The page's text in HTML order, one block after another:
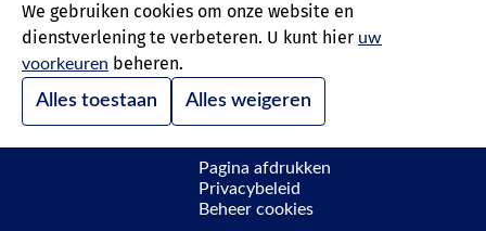
We gebruiken cookies om onze website en
dienstverlening te verbeteren. U kunt hier uw
voorkeuren beheren.
Alles toestaan Alles weigeren
Pagina afdrukken
Privacybeleid
Beheer cookies